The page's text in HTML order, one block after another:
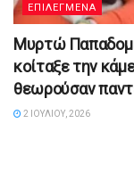
ΕΠΙΛΕΓΜΕΝΑ
Μυρτώ
κοίταξε την
θεωρούσαν
2 ΙΟΥΛΊΟΥ, 2026